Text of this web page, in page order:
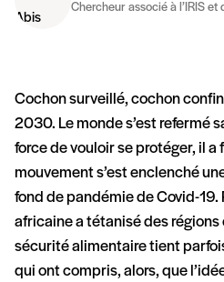
Chercheur associé à l’IRIS
Cochon surveillé, cochon
2030. Le monde s’est refermé
force de vouloir se protéger, il a
mouvement s’est enclenché
fond de pandémie de Covid-19.
africaine a tétanisé des
sécurité alimentaire tient
qui ont compris, alors, que